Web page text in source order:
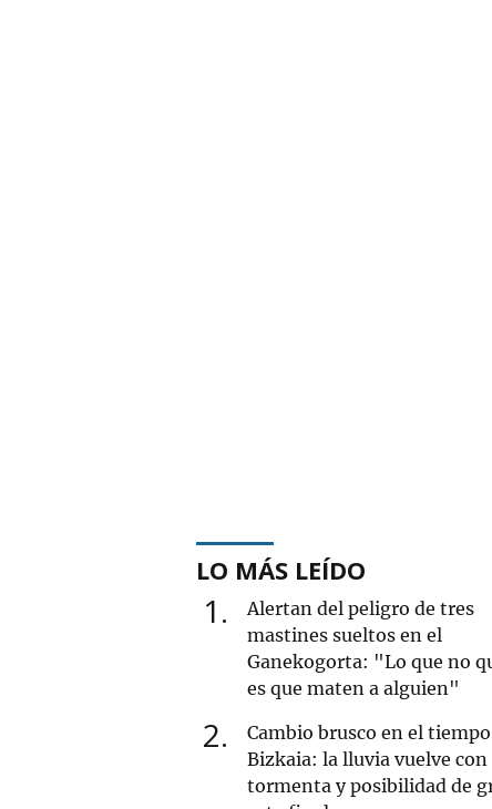
LO MÁS LEÍDO
1
Alertan del peligro de tres
mastines sueltos en el
Ganekogorta: "Lo que no
es que maten a alguien"
2
Cambio brusco en el
Bizkaia: la lluvia vuelve con
tormenta y posibilidad de